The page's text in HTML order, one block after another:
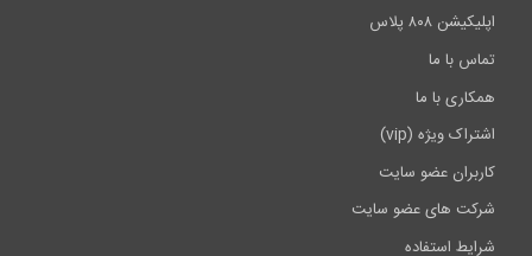
اپلیکیشن ۸۰۸ پلاس
تماس با ما
همکاری با ما
اشتراک ویژه (vip)
کاربران عضو سایت
شرکت های عضو سایت
شرایط استفاده